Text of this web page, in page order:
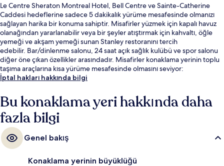
Le Centre Sheraton Montreal Hotel, Bell Centre ve Sainte-Catherine
Caddesi hedeflerine sadece 5 dakikalık yürüme mesafesinde olmanızı
sağlayan harika bir konuma sahiptir. Misafirler yüzmek için kapalı havuz
olanağından yararlanabilir veya bir şeyler atıştırmak için kahvaltı, öğle
yemeği ve akşam yemeği sunan Stanley restoranını tercih
edebilir. Bar/dinlenme salonu, 24 saat açık sağlık kulübü ve spor salonu
diğer öne çıkan özellikler arasındadır. Misafirler konaklama yerinin toplu
taşıma araçlarına kısa yürüme mesafesinde olmasını seviyor:
Bonaventure İstasyonu 5 dakika ve Peel İstasyonu 7 dakika mesafede.
İptal hakları hakkında bilgi
Bu konaklama yeri hakkında daha
fazla bilgi
Genel bakış
Konaklama yerinin büyüklüğü